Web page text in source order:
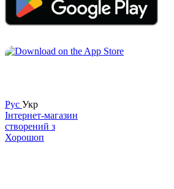
Рус Укр
Інтернет-магазин
створений з
Хорошоп